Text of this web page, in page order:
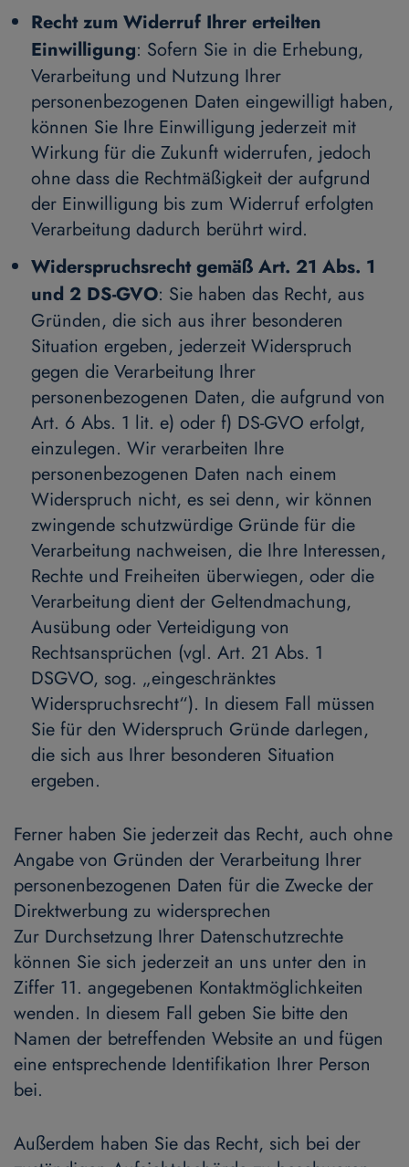
Recht zum Widerruf Ihrer erteilten
Einwilligung: Sofern Sie in die Erhebung,
Verarbeitung und Nutzung Ihrer
personenbezogenen Daten eingewilligt haben,
können Sie Ihre Einwilligung jederzeit mit
Wirkung für die Zukunft widerrufen, jedoch
ohne dass die Rechtmäßigkeit der aufgrund
der Einwilligung bis zum Widerruf erfolgten
Verarbeitung dadurch berührt wird.
Widerspruchsrecht gemäß Art. 21 Abs. 1
und 2 DS-GVO: Sie haben das Recht, aus
Gründen, die sich aus ihrer besonderen
Situation ergeben, jederzeit Widerspruch
gegen die Verarbeitung Ihrer
personenbezogenen Daten, die aufgrund von
Art. 6 Abs. 1 lit. e) oder f) DS-GVO erfolgt,
einzulegen. Wir verarbeiten Ihre
personenbezogenen Daten nach einem
Widerspruch nicht, es sei denn, wir können
zwingende schutzwürdige Gründe für die
Verarbeitung nachweisen, die Ihre Interessen,
Rechte und Freiheiten überwiegen, oder die
Verarbeitung dient der Geltendmachung,
Ausübung oder Verteidigung von
Rechtsansprüchen (vgl. Art. 21 Abs. 1
DSGVO, sog. „eingeschränktes
Widerspruchsrecht“). In diesem Fall müssen
Sie für den Widerspruch Gründe darlegen,
die sich aus Ihrer besonderen Situation
ergeben.
Ferner haben Sie jederzeit das Recht, auch ohne
Angabe von Gründen der Verarbeitung Ihrer
personenbezogenen Daten für die Zwecke der
Direktwerbung zu widersprechen
Zur Durchsetzung Ihrer Datenschutzrechte
können Sie sich jederzeit an uns unter den in
Ziffer 11. angegebenen Kontaktmöglichkeiten
wenden. In diesem Fall geben Sie bitte den
Namen der betreffenden Website an und fügen
eine entsprechende Identifikation Ihrer Person
bei.
Außerdem haben Sie das Recht, sich bei der